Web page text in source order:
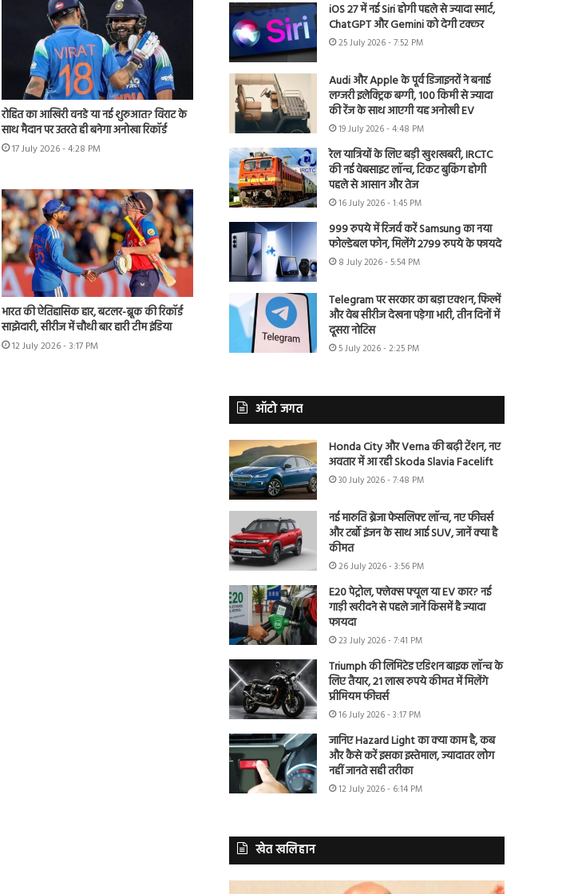
रोहित का आखिरी वनडे या नई शुरुआत? विराट के
साथ मैदान पर उतरते ही बनेगा अनोखा रिकॉर्ड
17 July 2026 - 4:28 PM
भारत की ऐतिहासिक हार, बटलर-ब्रूक की रिकॉर्ड
साझेदारी, सीरीज में चौथी बार हारी टीम इंडिया
12 July 2026 - 3:17 PM
iOS 27 में नई Siri होगी पहले से ज्यादा स्मार्ट,
ChatGPT और Gemini को देगी टक्कर
25 July 2026 - 7:52 PM
Audi और Apple के पूर्व डिजाइनरों ने बनाई
लग्जरी इलेक्ट्रिक बग्गी, 100 किमी से ज्यादा
की रेंज के साथ आएगी यह अनोखी EV
19 July 2026 - 4:48 PM
रेल यात्रियों के लिए बड़ी खुशखबरी, IRCTC
की नई वेबसाइट लॉन्च, टिकट बुकिंग होगी
पहले से आसान और तेज
16 July 2026 - 1:45 PM
999 रुपये में रिजर्व करें Samsung का नया
फोल्डेबल फोन, मिलेंगे 2799 रुपये के फायदे
8 July 2026 - 5:54 PM
Telegram पर सरकार का बड़ा एक्शन, फिल्में
और वेब सीरीज देखना पड़ेगा भारी, तीन दिनों में
दूसरा नोटिस
5 July 2026 - 2:25 PM
ऑटो जगत
Honda City और Verna की बढ़ी टेंशन, नए
अवतार में आ रही Skoda Slavia Facelift
30 July 2026 - 7:48 PM
नई मारुति ब्रेजा फेसलिफ्ट लॉन्च, नए फीचर्स
और टर्बो इंजन के साथ आई SUV, जानें क्या है
कीमत
26 July 2026 - 3:56 PM
E20 पेट्रोल, फ्लेक्स फ्यूल या EV कार? नई
गाड़ी खरीदने से पहले जानें किसमें है ज्यादा
फायदा
23 July 2026 - 7:41 PM
Triumph की लिमिटेड एडिशन बाइक लॉन्च के
लिए तैयार, 21 लाख रुपये कीमत में मिलेंगे
प्रीमियम फीचर्स
16 July 2026 - 3:17 PM
जानिए Hazard Light का क्या काम है, कब
और कैसे करें इसका इस्तेमाल, ज्यादातर लोग
नहीं जानते सही तरीका
12 July 2026 - 6:14 PM
खेत खलिहान